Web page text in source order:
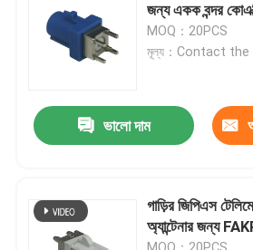
জন্য একক বন্দর
MOQ：20PCS
মূল্য：Contact the
ভালো দাম
গাড়ির জিপিএস
অ্যান্টেনার জন্য